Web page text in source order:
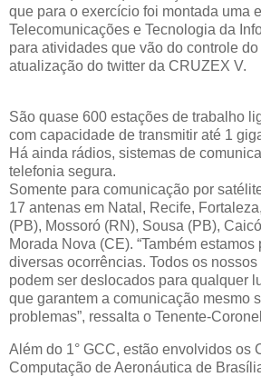
que para o exercício foi montada uma
Telecomunicações e Tecnologia da
para atividades que vão do controle
atualização do twitter da CRUZEX V.
São quase 600 estações de trabalho
com capacidade de transmitir até 1
Há ainda rádios, sistemas de
telefonia segura.
Somente para comunicação por
17 antenas em Natal, Recife,
(PB), Mossoró (RN), Sousa (PB),
Morada Nova (CE). “Também
diversas ocorrências. Todos os
podem ser deslocados para qualquer
que garantem a comunicação mesmo
problemas”, ressalta o Tenente-
Além do 1° GCC, estão envolvidos os
Computação de Aeronáutica de